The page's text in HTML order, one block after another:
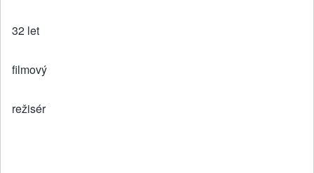
32 let
filmový
režisér